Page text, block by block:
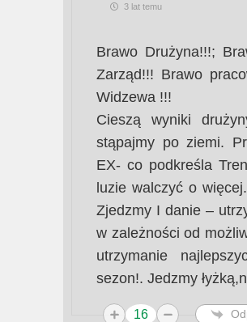
3 lat temu
Brawo Drużyna!!!;
Zarząd!!! Brawo
Widzewa !!!
Cieszą wyniki
stąpajmy po ziemi.
EX- co podkreśla
luzie walczyć o
Zjedzmy I danie –
w zależności od
utrzymanie
sezon!. Jedzmy
16